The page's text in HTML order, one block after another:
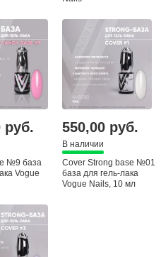
руб.
№9 база
Vogue
550,00 руб.
В наличии
Cover Strong base №01
база для гель-лака
Vogue Nails, 10 мл